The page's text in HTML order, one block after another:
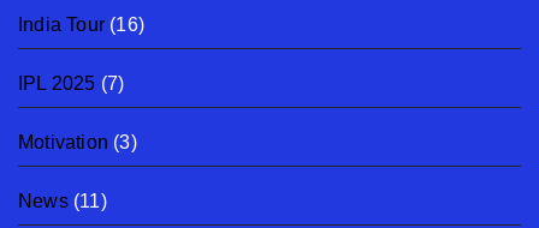
India Tour (16)
IPL 2025 (7)
Motivation (3)
News(11)